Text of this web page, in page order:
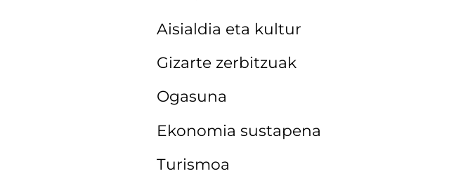
Aisialdia eta kultur
Gizarte zerbitzuak
Ogasuna
Ekonomia sustapena
Turismoa